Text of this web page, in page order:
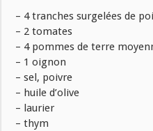
– 4 tranches surgelées de
– 2 tomates
– 4 pommes de terre
– 1 oignon
– sel, poivre
– huile d’olive
– laurier
– thym